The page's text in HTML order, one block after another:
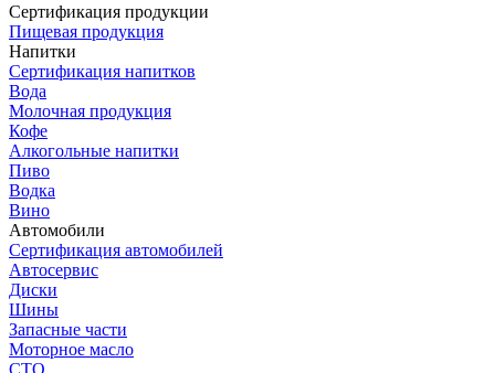
Сертификация продукции
Пищевая продукция
Напитки
Сертификация напитков
Вода
Молочная продукция
Кофе
Алкогольные напитки
Пиво
Водка
Вино
Автомобили
Сертификация автомобилей
Автосервис
Диски
Шины
Запасные части
Моторное масло
СТО